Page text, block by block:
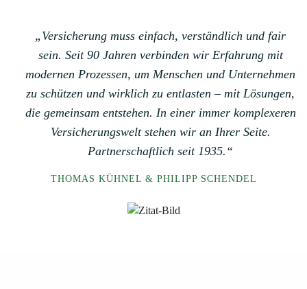
„Versicherung muss einfach, verständlich und fair
sein. Seit 90 Jahren verbinden wir Erfahrung mit
modernen Prozessen, um Menschen und Unternehmen
zu schützen und wirklich zu entlasten – mit Lösungen,
die gemeinsam entstehen. In einer immer komplexeren
Versicherungswelt stehen wir an Ihrer Seite.
Partnerschaftlich seit 1935.“
THOMAS KÜHNEL & PHILIPP SCHENDEL